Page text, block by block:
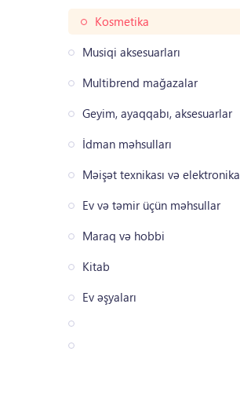
Kosmetika
Musiqi aksesuarları
Multibrend mağazalar
Geyim, ayaqqabı, aksesuarlar
İdman məhsulları
Məişət texnikası və elektronika
Ev və təmir üçün məhsullar
Maraq və hobbi
Kitab
Ev əşyaları